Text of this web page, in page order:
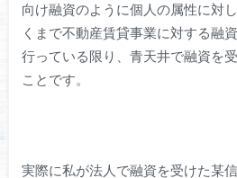
向け融資のように個人の属性に対
くまで不動産賃貸事業に対する融
行っている限り、青天井で融資を
ことです。
実際に私が法人で融資を受けた某